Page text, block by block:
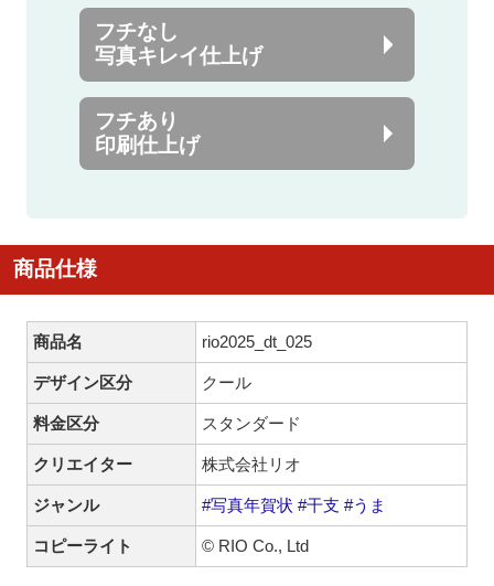
フチなし
写真キレイ仕上げ
フチあり
印刷仕上げ
商品仕様
商品名 rio2025_dt_025
デザイン区分 クール
料金区分 スタンダード
クリエイター 株式会社リオ
ジャンル #写真年賀状 #干支 #うま
コピーライト © RIO Co., Ltd